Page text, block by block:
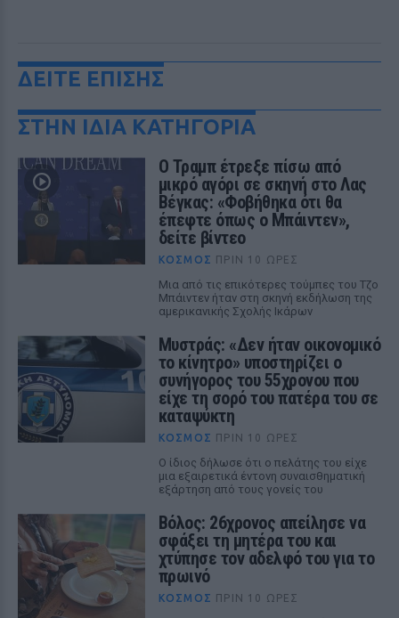
ΔΕΙΤΕ ΕΠΙΣΗΣ
ΣΤΗΝ ΙΔΙΑ ΚΑΤΗΓΟΡΙΑ
Ο Τραμπ έτρεξε πίσω από
μικρό αγόρι σε σκηνή στο Λας
Βέγκας: «Φοβήθηκα ότι θα
έπεφτε όπως ο Μπάιντεν»,
δείτε βίντεο
ΚΌΣΜΟΣ ΠΡΙΝ 10 ΏΡΕΣ
Μια από τις επικότερες τούμπες του Τζο
Μπάιντεν ήταν στη σκηνή εκδήλωση της
αμερικανικής Σχολής Ικάρων
Μυστράς: «Δεν ήταν οικονομικό
το κίνητρο» υποστηρίζει ο
συνήγορος του 55χρονου που
είχε τη σορό του πατέρα του σε
καταψύκτη
ΚΌΣΜΟΣ ΠΡΙΝ 10 ΏΡΕΣ
Ο ίδιος δήλωσε ότι ο πελάτης του είχε
μια εξαιρετικά έντονη συναισθηματική
εξάρτηση από τους γονείς του
Βόλος: 26χρονος απείλησε να
σφάξει τη μητέρα του και
χτύπησε τον αδελφό του για το
πρωινό
ΚΌΣΜΟΣ ΠΡΙΝ 10 ΏΡΕΣ